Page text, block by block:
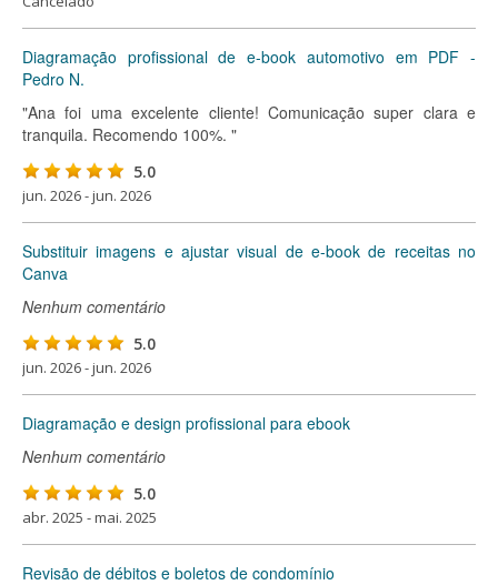
Diagramação profissional de e-book automotivo em PDF -
Pedro N.
"Ana foi uma excelente cliente! Comunicação super clara e
tranquila. Recomendo 100%. "
5.0
jun. 2026 - jun. 2026
Substituir imagens e ajustar visual de e-book de receitas no
Canva
Nenhum comentário
5.0
jun. 2026 - jun. 2026
Diagramação e design profissional para ebook
Nenhum comentário
5.0
abr. 2025 - mai. 2025
Revisão de débitos e boletos de condomínio